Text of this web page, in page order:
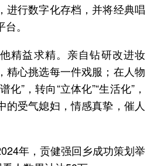
进行数字化存档，并将经典唱
。
精益求精。亲自钻研改进妆
精心挑选每一件戏服；在人物
化”，转向“立体化”“生活化”，
的受气媳妇，情感真挚，催人
年，贡健强回乡成功策划举